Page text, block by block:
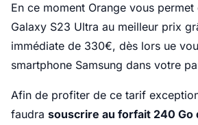
En ce moment Orange vous
Galaxy S23 Ultra au meilleur prix
immédiate de 330€, dès lors ue
smartphone Samsung dans votre
Afin de profiter de ce tarif
faudra souscrire au forfait 240 Go